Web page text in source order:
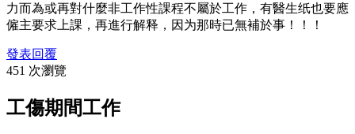
力而為或再對什麼非工作性課程不屬於工作，有醫生纸也要應
僱主要求上課，再進行解释，因为那時已無補於事！！！
發表回覆
451 次瀏覽
工傷期間工作